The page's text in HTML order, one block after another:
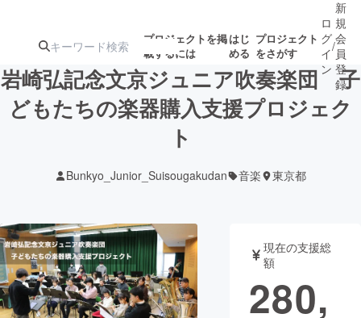
プロジェクトを掲
載するには
はじ
める
プロジェクト
をさがす
注目の新着プロ
テクノロジー・ガジェット
映像・映画 書籍・雑誌
ロ
グ
イ
ン
/
新
規
会
員
登
録
岩崎弘記念文京ジュニア吹奏楽団 子
どもたちの楽器購入支援プロジェク
ト
Bunkyo_Junior_Suisougakudan 音楽 東京都
現在の支援総
額
280,